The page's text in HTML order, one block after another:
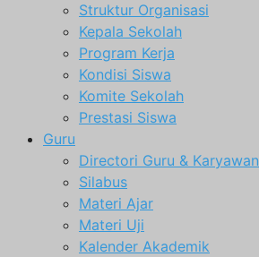
Struktur Organisasi
Kepala Sekolah
Program Kerja
Kondisi Siswa
Komite Sekolah
Prestasi Siswa
Guru
Directori Guru & Karyawan
Silabus
Materi Ajar
Materi Uji
Kalender Akademik